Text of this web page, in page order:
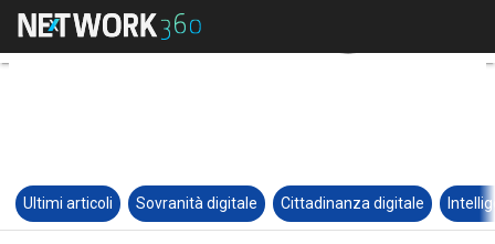
Ultimi articoli Sovranità digitale Cittadinanza digitale